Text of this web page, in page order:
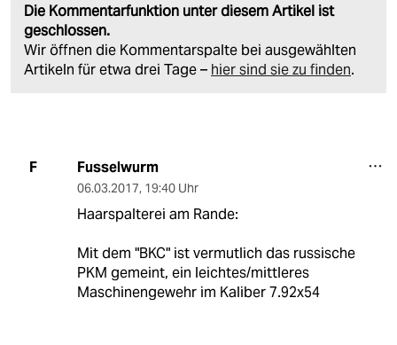
Die Kommentarfunktion unter diesem Artikel ist
geschlossen.
Wir öffnen die Kommentarspalte bei ausgewählten
Artikeln für etwa drei Tage – hier sind sie zu finden.
F Fusselwurm
06.03.2017, 19:40 Uhr
Haarspalterei am Rande:
Mit dem "BKC" ist vermutlich das russische
PKM gemeint, ein leichtes/mittleres
Maschinengewehr im Kaliber 7.92x54